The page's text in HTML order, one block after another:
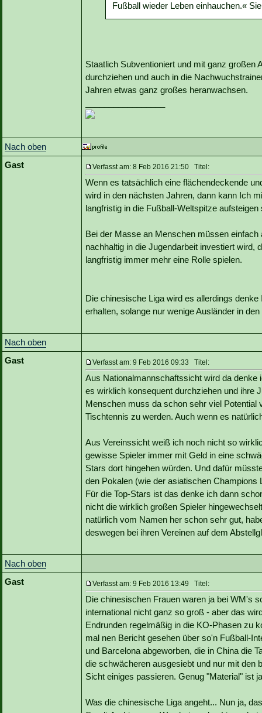
Fußball wieder Leben einhauchen.«
Staatlich Subventioniert und mit ganz großen
durchziehen und auch in die
Jahren etwas ganz großes heranwachsen.
Nach oben
Gast
Verfasst am: 8 Feb 2016 21:50 Titel:
Wenn es tatsächlich eine flächendeckende
wird in den nächsten Jahren, dann kann Ich
langfristig in die Fußball-Weltspitze aufsteigen
Bei der Masse an Menschen müssen
nachhaltig in die Jugendarbeit investiert wird,
langfristig immer mehr eine Rolle spielen.
Die chinesische Liga wird es allerdings
erhalten, solange nur wenige Ausländer in
Nach oben
Gast
Verfasst am: 9 Feb 2016 09:33 Titel:
Aus Nationalmannschaftssicht wird da
es wirklich konsequent durchziehen und ihre
Menschen muss da schon sehr viel
Tischtennis zu werden. Auch wenn es
Aus Vereinssicht weiß ich noch nicht so
gewisse Spieler immer mit Geld in eine
Stars dort hingehen würden. Und dafür
den Pokalen (wie der asiatischen Champions
Für die Top-Stars ist das denke ich dann
nicht die wirklich großen Spieler
natürlich vom Namen her schon sehr gut,
deswegen bei ihren Vereinen auf dem
Nach oben
Gast
Verfasst am: 9 Feb 2016 13:49 Titel:
Die chinesischen Frauen waren ja bei WM's
international nicht ganz so groß - aber das
Endrunden regelmäßig in die KO-Phasen zu
mal nen Bericht gesehen über so'n Fußball-
und Barcelona abgeworben, die in China die
die schwächeren ausgesiebt und nur mit den
Sicht einiges passieren. Genug "Material" ist
Was die chinesische Liga angeht... Nun ja,